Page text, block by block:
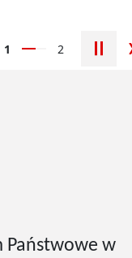
slajd
1 2
Państwowe w